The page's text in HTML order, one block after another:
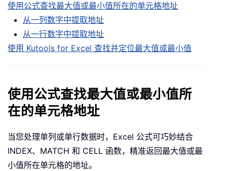
使用公式查找最大值或最小值所在的单元格地址
从一列数字中提取地址
从一行数字中提取地址
使用 Kutools for Excel 查找并定位最大值或最小值
使用公式查找最大值或最小值所
在的单元格地址
当您处理单列或单行数据时，Excel 公式可巧妙结合
INDEX、MATCH 和 CELL 函数，精准返回最大值或最
小值所在单元格的地址。